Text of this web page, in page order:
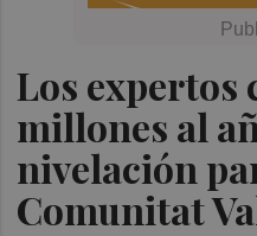
Los expertos
millones al
nivelación
Comunitat